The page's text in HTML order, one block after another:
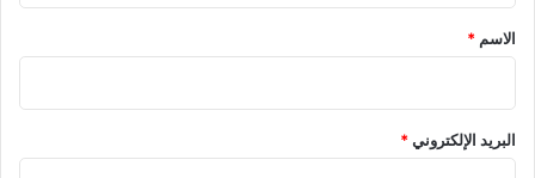
*
الاسم *
البريد الإلكتروني*